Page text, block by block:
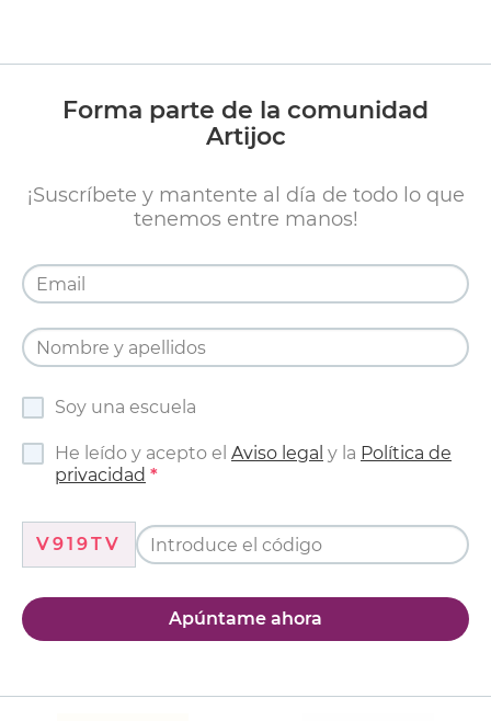
Forma parte de la comunidad
Artijoc
¡Suscríbete y mantente al día de todo lo que
tenemos entre manos!
Soy una escuela
He leído y acepto el Aviso legal y la Política de
privacidad
V919TV
Apúntame ahora